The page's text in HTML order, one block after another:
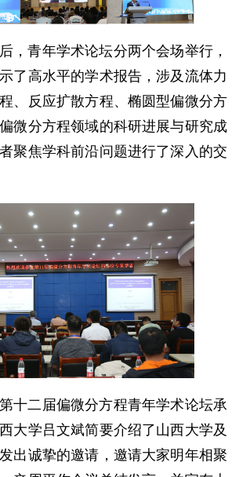
，青年学术论坛分两个会场举行，
了高水平的学术报告，涉及流体力
、反应扩散方程、椭圆型偏微分方
微分方程领域的科研进展与研究成
聚焦学科前沿问题进行了深入的交
十二届偏微分方程青年学术论坛承
大学吕文斌简要介绍了山西大学及
出诚挚的邀请，邀请大家明年相聚